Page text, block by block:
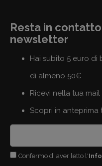
Resta in
newsletter
Hai subito 5 euro
di almeno 50€
Ricevi nella tua
Scopri in anteprima
Confermo di aver letto l'